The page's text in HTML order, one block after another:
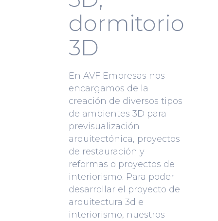
dormitorio
3D
En AVF Empresas nos
encargamos de la
creación de diversos tipos
de ambientes 3D para
previsualización
arquitectónica, proyectos
de restauración y
reformas o proyectos de
interiorismo. Para poder
desarrollar el proyecto de
arquitectura 3d e
interiorismo, nuestros